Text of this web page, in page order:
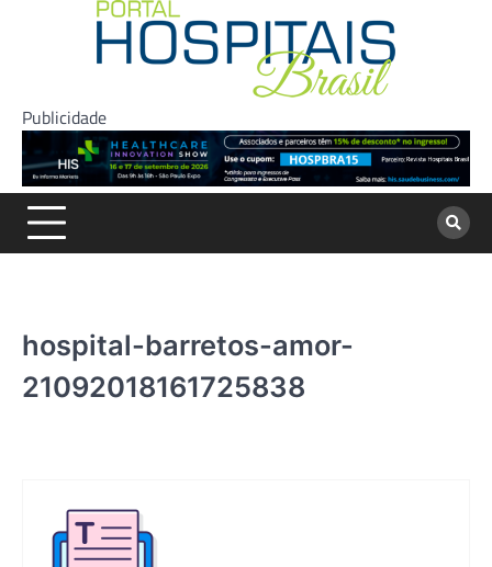
Publicidade
hospital-barretos-amor-
21092018161725838